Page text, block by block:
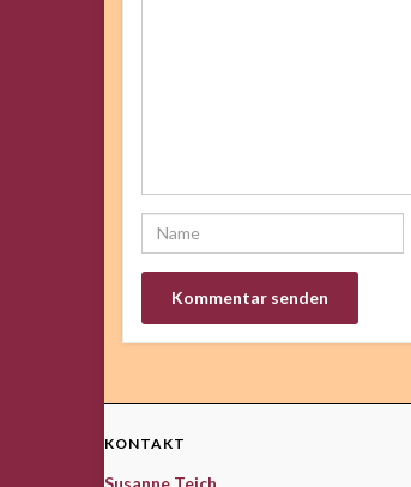
KONTAKT
Susanne Teich